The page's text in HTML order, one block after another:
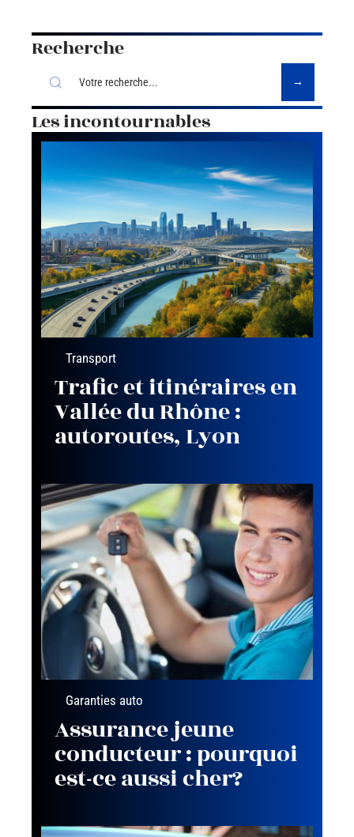
Recherche
Les incontournables
Transport
Trafic et itinéraires en
Vallée du Rhône :
autoroutes, Lyon
Garanties auto
Assurance jeune
conducteur : pourquoi
est-ce aussi cher?